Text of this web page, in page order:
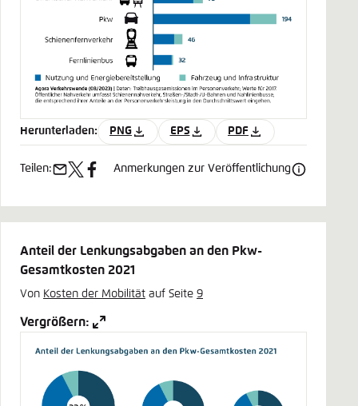
Herunterladen: PNG EPS PDF
Teilen:
e- x facebook
Anmerkungen zur Veröffentlichung
Anteil der Lenkungsabgaben an den Pkw-
Gesamtkosten 2021
Von Kosten der Mobilität auf Seite 9
Vergrößern: